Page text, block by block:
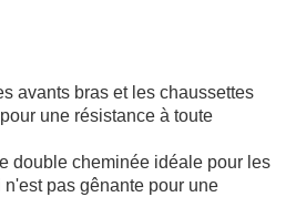
avants bras et les chaussettes
une résistance à toute
double cheminée idéale pour les
pas gênante pour une